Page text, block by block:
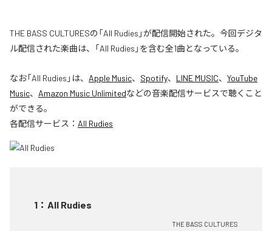
THE BASS CULTURESの「All Rudies」が配信開始された。今回デジタ
ル配信された楽曲は、「All Rudies」を含む全1曲となっている。
なお「All Rudies 」は、 Apple Music、 Spotify、 LINE MUSIC、 YouTube
Music、 Amazon Music Unlimitedなどの音楽配信サービスで聴くこと
ができる。
各配信サービス： All Rudies
1 ： All Rudies
THE BASS CULTURES